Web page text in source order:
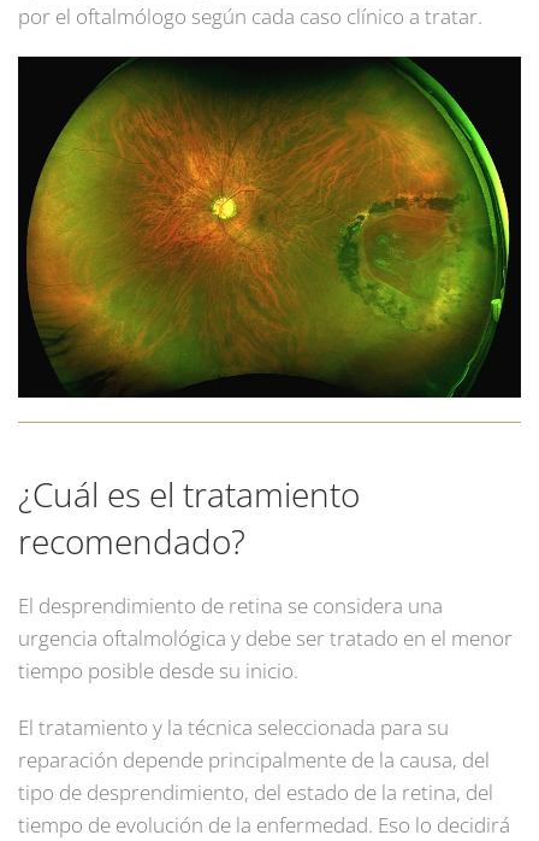
por el oftalmólogo según cada caso clínico a tratar.
¿Cuál es el tratamiento
recomendado?
El desprendimiento de retina se considera una
urgencia oftalmológica y debe ser tratado en el menor
tiempo posible desde su inicio.
El tratamiento y la técnica seleccionada para su
reparación depende principalmente de la causa, del
tipo de desprendimiento, del estado de la retina, del
tiempo de evolución de la enfermedad. Eso lo decidirá